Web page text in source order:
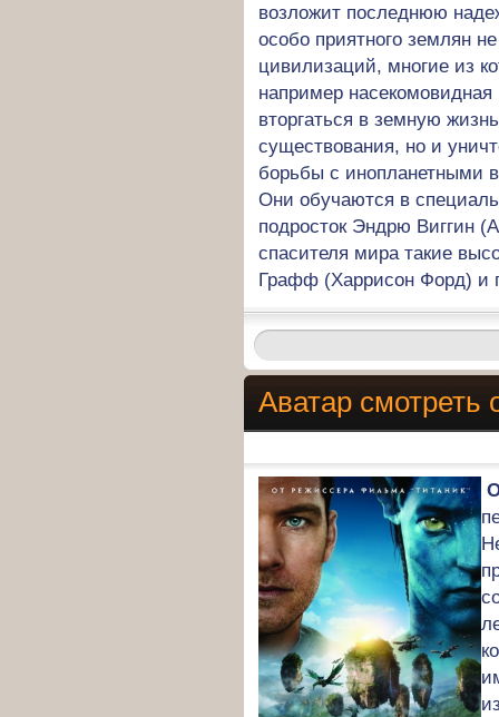
возложит последнюю
особо приятного землян
цивилизаций, многие из
например
вторгаться в земную
существования, но и
борьбы с инопланетными
Они обучаются в
подросток Эндрю Виггин
спасителя мира такие
Графф (Харрисон Форд) и
Аватар смотреть